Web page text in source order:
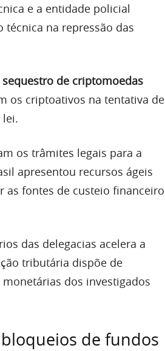
e a entidade policial
na repressão das
de criptomoedas
os criptoativos na tentativa de
lei.
os trâmites legais para a
apresentou recursos ágeis
as fontes de custeio financeiro
das delegacias acelera a
tributária dispõe de
dos investigados
de fundos